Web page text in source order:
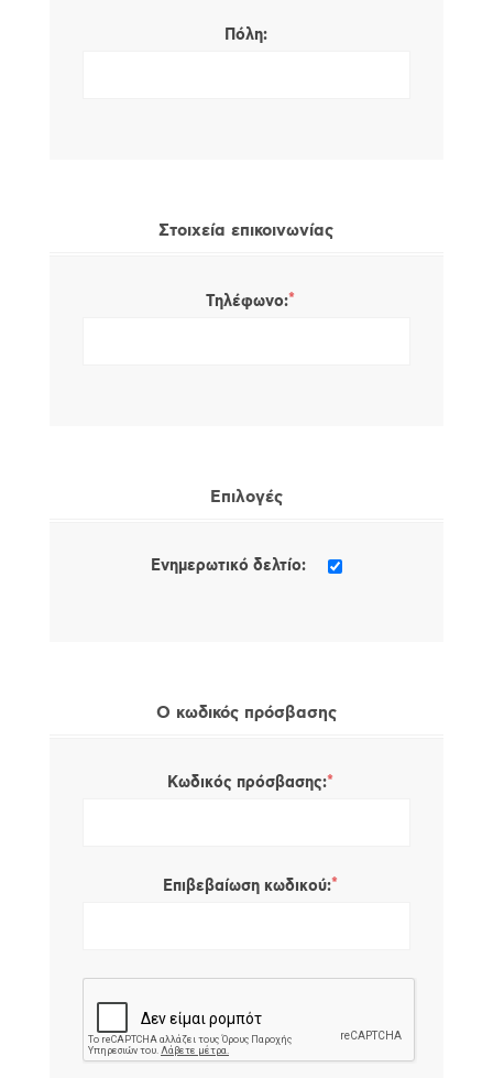
Πόλη:
Στοιχεία επικοινωνίας
Τηλέφωνο:*
Επιλογές
Ενημερωτικό δελτίο:
Ο κωδικός πρόσβασης
Κωδικός πρόσβασης:*
Επιβεβαίωση κωδικού:*